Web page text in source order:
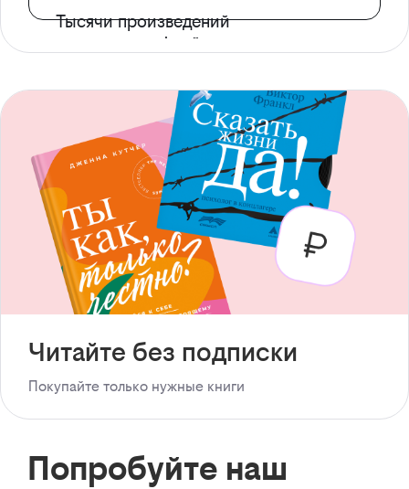
Тысячи произведений
с доступом офлайн
Читайте без подписки
Покупайте только нужные книги
Попробуйте наш